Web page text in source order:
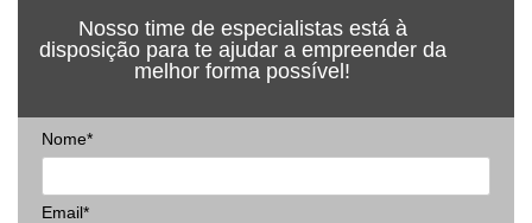
Nosso time de especialistas está à
disposição para te ajudar a empreender da
melhor forma possível!
Nome*
Email*